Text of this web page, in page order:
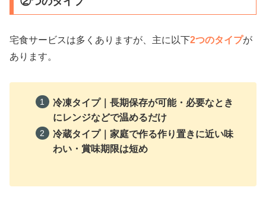
宅食サービスは多くありますが、主に以下2つのタイプが
あります。
冷凍タイプ｜長期保存が可能・必要なとき
にレンジなどで温めるだけ
冷蔵タイプ｜家庭で作る作り置きに近い味
わい・賞味期限は短め